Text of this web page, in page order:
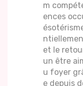
m
ences
et le
un être
u foyer
e depuis